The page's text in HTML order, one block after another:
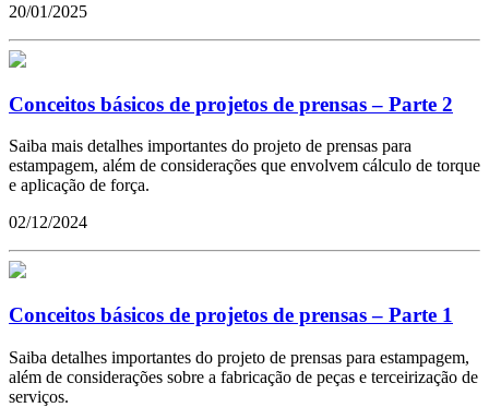
20/01/2025
Conceitos básicos de projetos de prensas – Parte 2
Saiba mais detalhes importantes do projeto de prensas para
estampagem, além de considerações que envolvem cálculo de torque
e aplicação de força.
02/12/2024
Conceitos básicos de projetos de prensas – Parte 1
Saiba detalhes importantes do projeto de prensas para estampagem,
além de considerações sobre a fabricação de peças e terceirização de
serviços.